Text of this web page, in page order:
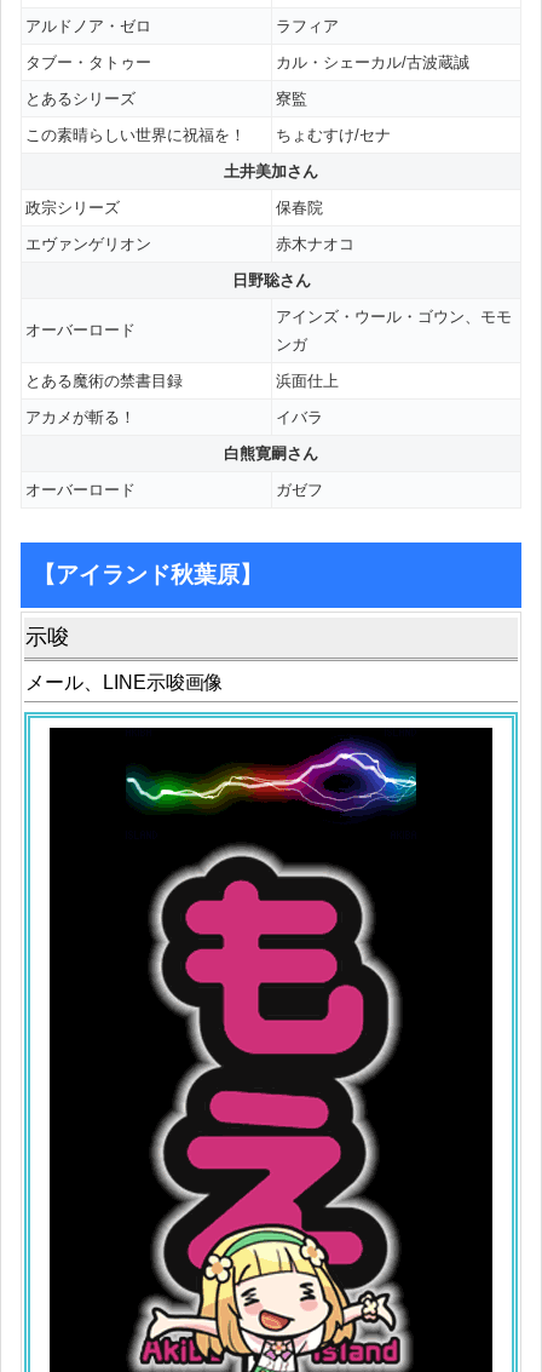
アルドノア・ゼロ
ラフィア
タブー・タトゥー
カル・シェーカル/古波蔵誠
とあるシリーズ
寮監
この素晴らしい世界に祝福を！
ちょむすけ/セナ
土井美加さん
政宗シリーズ
保春院
エヴァンゲリオン
赤木ナオコ
日野聡さん
オーバーロード
アインズ・ウール・ゴウン、モモ
ンガ
とある魔術の禁書目録
浜面仕上
アカメが斬る！
イバラ
白熊寛嗣さん
オーバーロード
ガゼフ
【アイランド秋葉原】
示唆
メール、LINE示唆画像